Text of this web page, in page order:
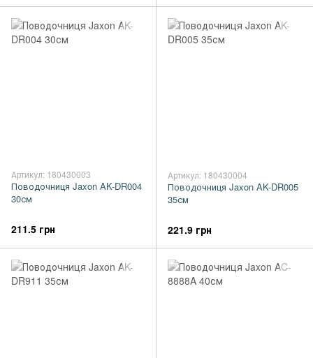
Артикул: 180430003
Поводочниця Jaxon AK-DR004
30см
211.5 грн
Артикул: 180430004
Поводочниця Jaxon AK-DR005
35см
221.9 грн